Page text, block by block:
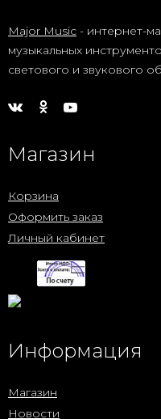
Major Music - интернет-
музыкальных
светового и звукового
Магазин
Корзина
Оформить заказ
Личный кабинет
Информация
Магазин
Новости